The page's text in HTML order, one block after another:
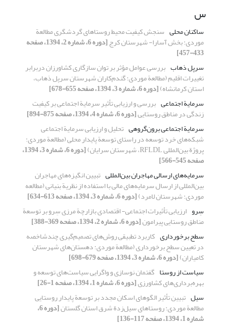
س
ساکنان محلی سنجش کیفیت محیط روستاهای گردشگری مطالعة
موردی: بخش آسارا- شهرستان کرج [دوره 6، شماره 2، 1394، صفحه
433-457]
سرپل ذهاب بررسی عوامل مؤثر بر توان سازگاری کشاورزان دربرابر
تغییرات اقلیم (مطالعة موردی: گندم‌کاران شهرستان سرپل ذهاب،
استان کرمانشاه)[دوره 6، شماره 3، 1394، صفحه 655-678]
سرمایة اجتماعی بررسی و ارزیابی تأثیر سرمایة اجتماعی بر کیفیت
زندگی در مناطق روستایی[دوره 6، شماره 4، 1394، صفحه 875-894]
سرمایة اجتماعی برون‌گروهی تحلیل و ارزیابی سرمایة اجتماعی
شبکه‌های خرد توسعه در راستای توسعة پایدار محلی (مطالعة موردی:
پروژة بین‌المللی RFLDL، شهرستان سرایان) [دوره 6، شماره 3، 1394،
صفحه 545-566]
سرمایه‌‌های ارسالی مهاجران بین‌المللی تبیین انگیزه‌‌های مهاجران
بین‌المللی از ارسال سرمایه‌‌های مالی با استفاده از نظریة بنیانی (مطالعه
موردی: شهرستان لامرد)[دوره 6، شماره 3، 1394، صفحه 613-634]
سِرو ارزیابی تأثیرات اجتماعی- اقتصادی بازارچة مرزی سِرو بر توسعة
مناطق روستایی پیرامون[دوره 6، شماره 2، 1394، صفحه 369-388]
سطح برخورداری کاربرد تطبیقی روش‌های تصمیم‌گیری چندشاخصه
در تعیین سطح برخورداری (مطالعة موردی: دهستان‌های شهرستان
کامیاران)[دوره 6، شماره 3، 1394، صفحه 679-698]
سیاست از روستا گفتمان نوسازی و واگرایی سیاست‌های توسعه و
بهره‌برداری‌های کشاورزی[دوره 6، شماره 1، 1394، صفحه 1-26]
سیل تبیین تأثیر الگوهای اسکان مجدد بر توسعة ‌‌پایدار روستایی
مطالعة موردی: روستاهای سیل‌زدة شرق استان گلستان [دوره 6،
شماره 1، 1394، صفحه 117-136]